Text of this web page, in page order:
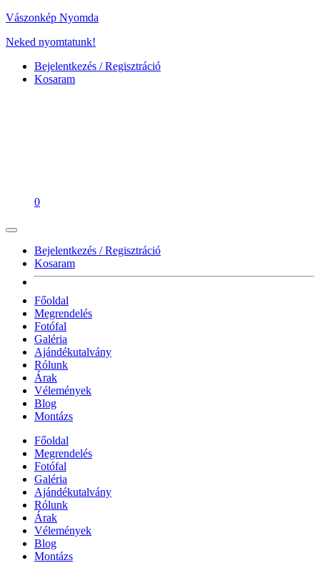
Vászonkép Nyomda
Neked nyomtatunk!
Bejelentkezés / Regisztráció
Kosaram
0
Bejelentkezés / Regisztráció
Kosaram
Főoldal
Megrendelés
Fotófal
Galéria
Ajándékutalvány
Rólunk
Árak
Vélemények
Blog
Montázs
Főoldal
Megrendelés
Fotófal
Galéria
Ajándékutalvány
Rólunk
Árak
Vélemények
Blog
Montázs